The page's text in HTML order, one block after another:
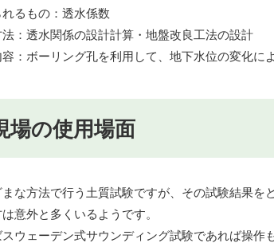
るもの：透水係数
：透水関係の設計計算・地盤改良工法の設計
：ボーリング孔を利用して、地下水位の変化に
場の使用場面
まな方法で行う土質試験ですが、その試験結果
意外と多くいるようです。
ウェーデン式サウンディング試験であれば操